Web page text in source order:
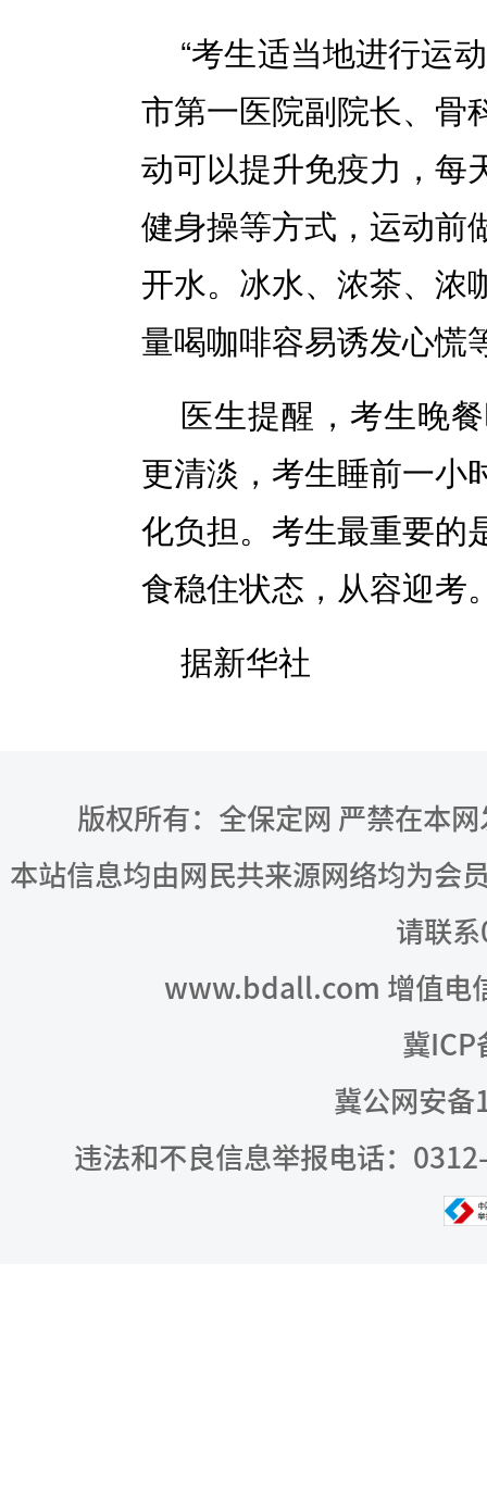
“考生适当地进行运
市第一医院副院长、骨
动可以提升免疫力，每
健身操等方式，运动前
开水。冰水、浓茶、浓
量喝咖啡容易诱发心慌
医生提醒，考生晚
更清淡，考生睡前一小
化负担。考生最重要的
食稳住状态，从容迎考
据新华社
版权所有：全保定网 严禁在本
本站信息均由网民共来源网络均为会
请联
www.bdall.com 增值电
冀ICP
冀公网安备
违法和不良信息举报电话：